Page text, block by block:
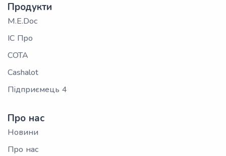
Продукти
M.E.Doc
ІС Про
СОТА
Cashalot
Підприємець 4
Про нас
Новини
Про нас